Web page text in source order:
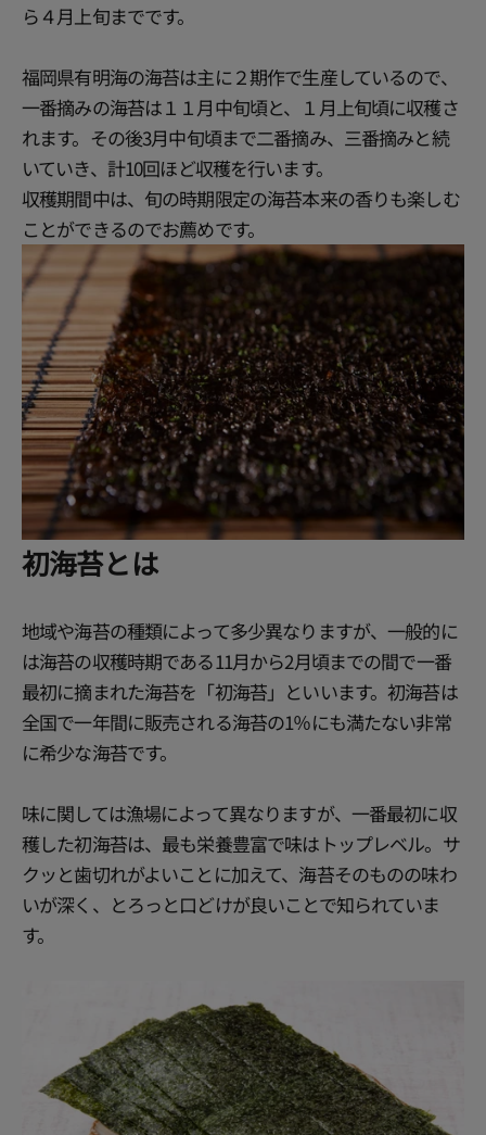
ら４月上旬までです。
福岡県有明海の海苔は主に２期作で生産しているので、
一番摘みの海苔は１１月中旬頃と、１月上旬頃に収穫さ
れます。その後3月中旬頃まで二番摘み、三番摘みと続
いていき、計10回ほど収穫を行います。
収穫期間中は、旬の時期限定の海苔本来の香りも楽しむ
ことができるのでお薦めです。
初海苔とは
地域や海苔の種類によって多少異なりますが、一般的に
は海苔の収穫時期である11月から2月頃までの間で一番
最初に摘まれた海苔を「初海苔」といいます。初海苔は
全国で一年間に販売される海苔の1％にも満たない非常
に希少な海苔です。
味に関しては漁場によって異なりますが、一番最初に収
穫した初海苔は、最も栄養豊富で味はトップレベル。サ
クッと歯切れがよいことに加えて、海苔そのものの味わ
いが深く、とろっと口どけが良いことで知られていま
す。